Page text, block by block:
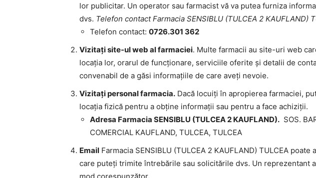
lor publicitar. Un operator sau farmacist vă va putea furniza
dvs. Telefon contact Farmacia SENSIBLU (TULCEA 2 KAUFLAND)
Telefon contact: 0726.301 362
Vizitați site-ul web al farmaciei. Multe farmacii au site-uri web
locația lor, orarul de funcționare, serviciile oferite și detalii de
convenabil de a găsi informațiile de care aveți nevoie.
Vizitați personal farmacia. Dacă locuiți în apropierea farmaciei,
locația fizică pentru a obține informații sau pentru a face achiziții.
Adresa Farmacia SENSIBLU (TULCEA 2 KAUFLAND). SOS.
COMERCIAL KAUFLAND, TULCEA, TULCEA
Email Farmacia SENSIBLU (TULCEA 2 KAUFLAND) TULCEA poate
care puteți trimite întrebările sau solicitările dvs. Un reprezentant